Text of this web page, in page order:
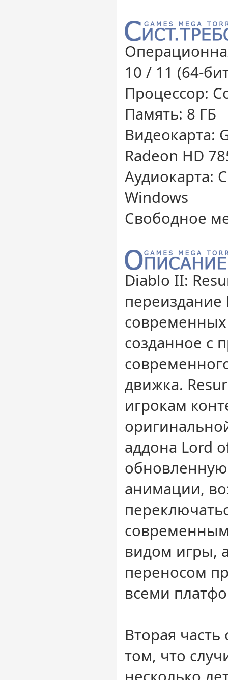
10 / 11 (64-
Процессор:
Память: 8 ГБ
Видеокарта:
Radeon HD
Аудиокарта:
Windows
Свободное
Diablo II:
переиздание
созданное с
движка.
игрокам
аддона Lord
анимации,
видом игры,
переносом
всеми
Вторая часть
том, что